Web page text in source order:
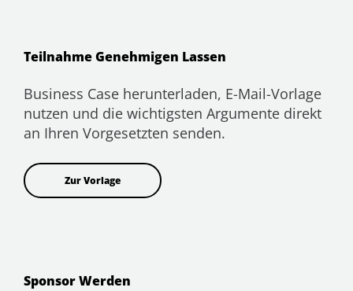
Teilnahme Genehmigen Lassen
Business Case herunterladen, E-Mail-Vorlage
nutzen und die wichtigsten Argumente direkt
an Ihren Vorgesetzten senden.
Zur Vorlage
Sponsor Werden